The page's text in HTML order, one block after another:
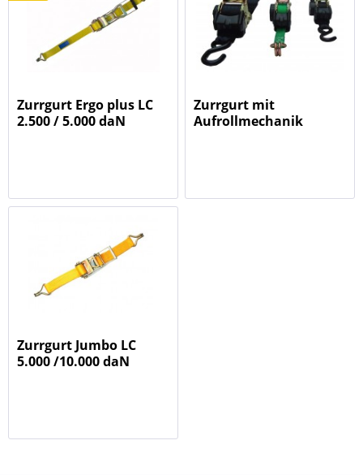
Zurrgurt Ergo plus LC
2.500 / 5.000 daN
Zurrgurt mit
Aufrollmechanik
Zurrgurt Jumbo LC
5.000 /10.000 daN